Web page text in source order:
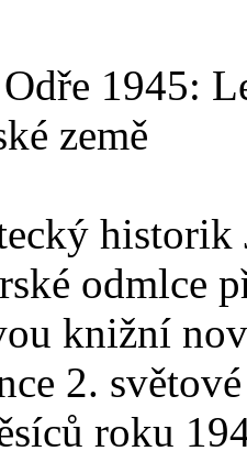
1945:
země
odmlce
knižní
2.
roku